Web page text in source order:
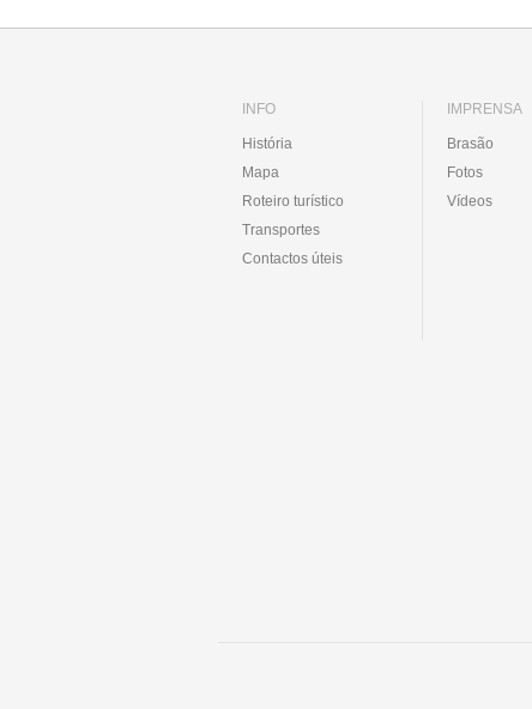
INFO
História
Mapa
Roteiro turístico
Transportes
Contactos úteis
IMPRENSA
Brasão
Fotos
Vídeos